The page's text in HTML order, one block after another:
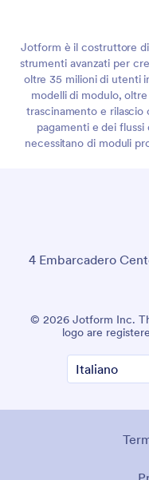
Jotform è il costruttore
strumenti avanzati per
oltre 35 milioni di utenti
modelli di modulo,
trascinamento e
pagamenti e dei
necessitano di moduli
4 Embarcadero
© 2026 Jotform Inc.
logo are